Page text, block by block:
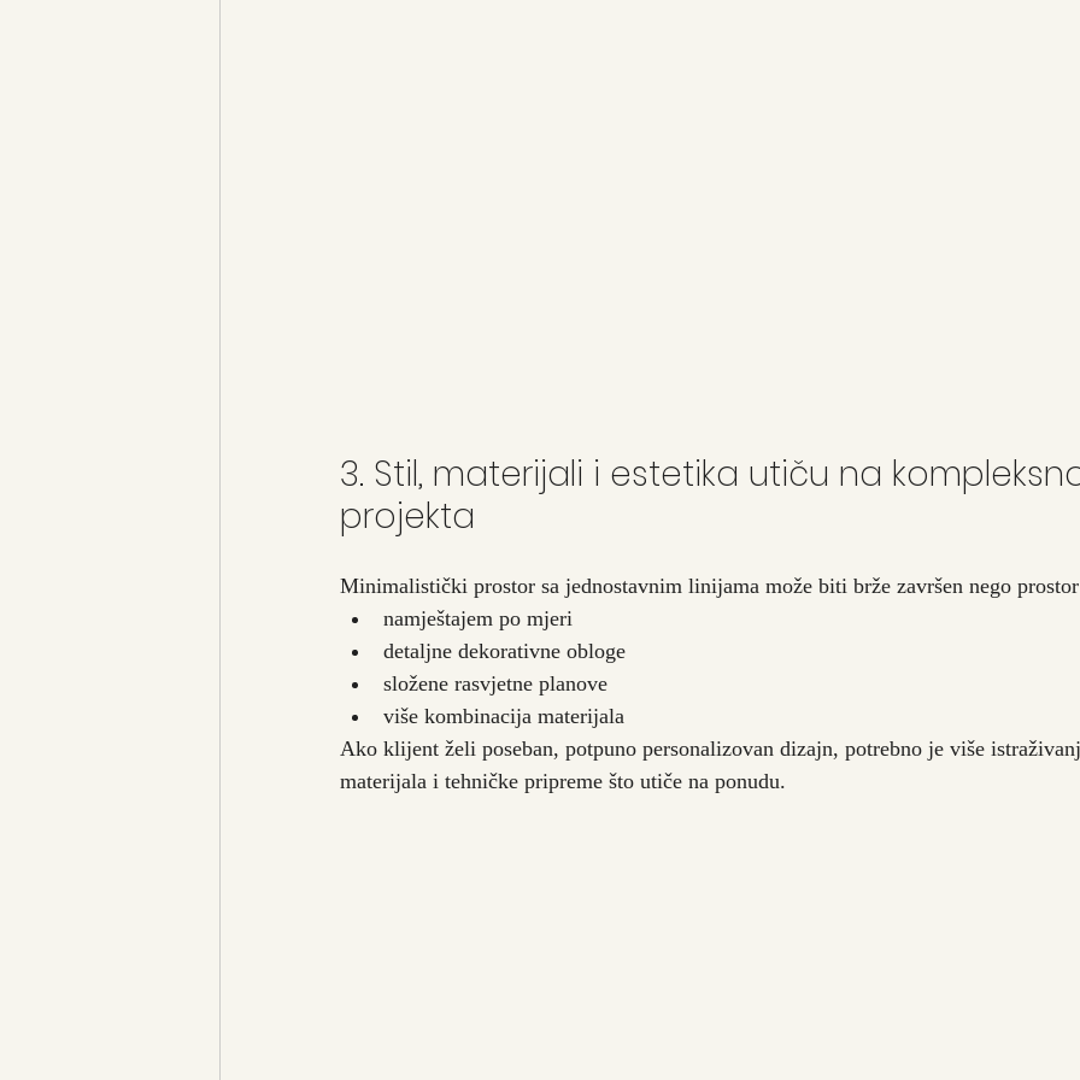
3. Stil, materijali i estetika utiču na
projekta
Minimalistički prostor sa jednostavnim linijama može biti brže završen nego
namještajem po mjeri
detaljne dekorativne obloge
složene rasvjetne planove
više kombinacija materijala
Ako klijent želi poseban, potpuno personalizovan dizajn, potrebno je više
materijala i tehničke pripreme što utiče na ponudu.